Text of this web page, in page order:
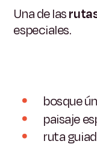
Una de las
especiales.
bosque
paisaje
ruta